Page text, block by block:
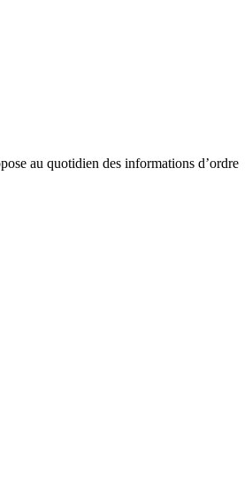
au quotidien des informations d’ordre